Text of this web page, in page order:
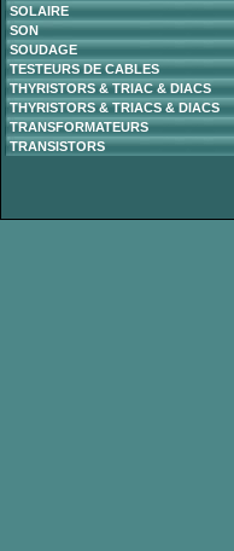
SOLAIRE
SON
SOUDAGE
TESTEURS DE CABLES
THYRISTORS & TRIAC & DIACS
THYRISTORS & TRIACS & DIACS
TRANSFORMATEURS
TRANSISTORS